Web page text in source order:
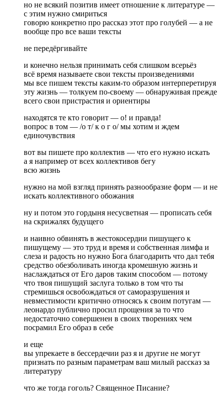
но не всякий позитив имеет отношение к литературе —
с этим нужно смириться
говорю конкретно про рассказ этот про голубей — а не
вообще про все ваши тексты
не передёргивайте
и конечно нельзя принимать себя слишком всерьёз
всё время называете свои тексты произведениями
мы все пишем тексты каким-то образом интерперетируя
эту жизнь — толкуем по-своему — обнаруживая прежде
всего свои пристрастия и ориентиры
находятся те кто говорит — о! и правда!
вопрос в том — /о т/ к о г о/ мы хотим и ждем
единочувствия
вот вы пишете про коллектив — что его нужно искать
а я например от всех коллективов бегу
всю жизнь
нужно на мой взгляд принять разнообразие форм — и не
искать коллективного обожания
ну и потом это гордыня несусветная — прописать себя
на скрижалях будущего
и наивно обвинять в жестокосердии пишущего к
пишущему — это труд и время и собственная лимфа и
слеза и радость но нужно Бога благодарить что дал тебя
средство обезболивать иногда кромешную жизнь и
наслаждаться от Его даров таким способом — потому
что твоя пишущий заслуга только в том что ты
стремишься освобождаться от саморазрушения и
невместимости критично относясь к своим потугам —
леонардо публично просил прощения за то что
недостаточно совершенен в своих творениях чем
посрамил Его образ в себе
и еще
вы упрекаете в бессердечии раз я и другие не могут
признать по разным параметрам ваш милый рассказ за
литературу
что же тогда гоголь? Священное Писание?